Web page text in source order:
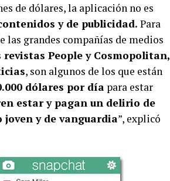
de dólares, la aplicación no es
y de publicidad. Para
las grandes compañías de medios
People y Cosmopolitan,
, son algunos de los que están
dólares por día para estar
estar y pagan un delirio de
joven y de vanguardia”, explicó